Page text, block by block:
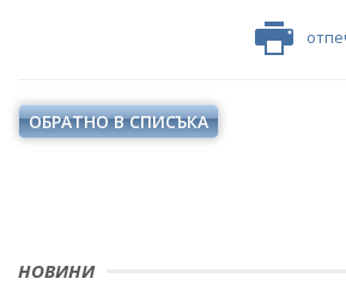
НОВИНИ
ОБРАТНО В СПИСЪКА